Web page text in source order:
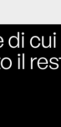
di
il